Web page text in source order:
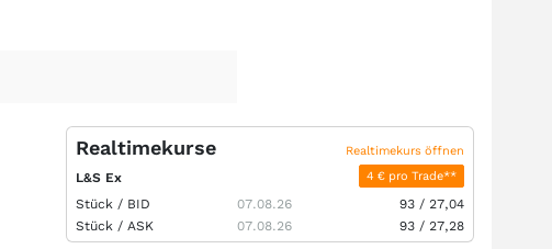
Realtimekurse Realtimekurs öffnen
L&S Ex 4 € pro Trade**
Stück / BID 07.08.26 93 / 27,04
Stück / ASK 07.08.26 93 / 27,28